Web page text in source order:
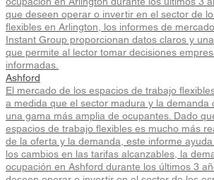
que deseen operar o invertir en el sector de
flexibles en Arlington, los informes de
Instant Group proporcionan datos claros y
que permite al lector tomar decisiones
informadas.
Ashford
El mercado de los espacios de trabajo
a medida que el sector madura y la demanda
una gama más amplia de ocupantes. Dado
espacios de trabajo flexibles es mucho más
de la oferta y la demanda, este informe
los cambios en las tarifas alcanzables, la
ocupación en Ashford durante los últimos 3